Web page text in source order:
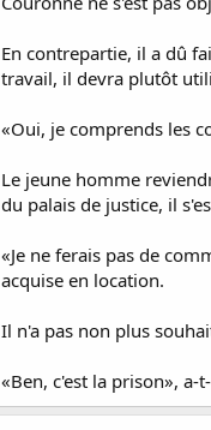
En contrepartie, il a dû
travail, il devra plutôt
«Oui, je comprends les
Le jeune homme
du palais de justice, il
«Je ne ferais pas de
acquise en location.
Il n'a pas non plus
«Ben, c'est la prison»,